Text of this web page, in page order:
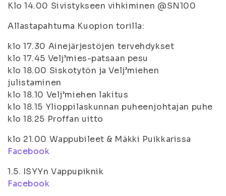
Klo 14.00 Sivistykseen vihkiminen @SN100
Allastapahtuma Kuopion torilla:
klo 17.30 Ainejärjestöjen tervehdykset
klo 17.45 Velj’mies-patsaan pesu
klo 18.00 Siskotytön ja Velj’miehen
julistaminen
klo 18.10 Velj’miehen lakitus
klo 18.15 Ylioppilaskunnan puheenjohtajan puhe
klo 18.25 Proffan uitto
klo 21.00 Wappubileet & Mäkki Puikkarissa
Facebook
1.5. ISYYn Vappupiknik
Facebook